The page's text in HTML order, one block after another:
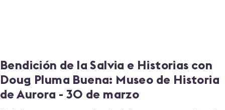
Bendición de la Salvia e Historias con
Doug Pluma Buena: Museo de Historia
de Aurora - 30 de marzo